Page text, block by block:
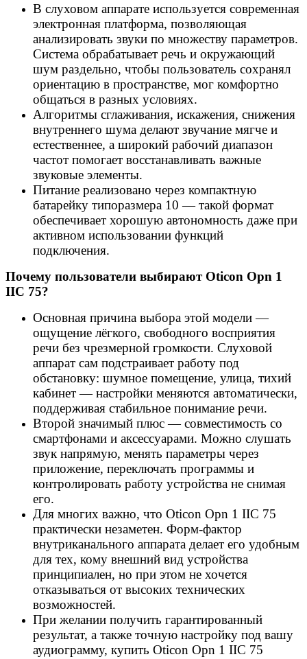
В слуховом аппарате используется современная
электронная платформа, позволяющая
анализировать звуки по множеству параметров.
Система обрабатывает речь и окружающий
шум раздельно, чтобы пользователь сохранял
ориентацию в пространстве, мог комфортно
общаться в разных условиях.
Алгоритмы сглаживания, искажения, снижения
внутреннего шума делают звучание мягче и
естественнее, а широкий рабочий диапазон
частот помогает восстанавливать важные
звуковые элементы.
Питание реализовано через компактную
батарейку типоразмера 10 — такой формат
обеспечивает хорошую автономность даже при
активном использовании функций
подключения.
Почему пользователи выбирают Oticon Opn 1
IIC 75?
Основная причина выбора этой модели —
ощущение лёгкого, свободного восприятия
речи без чрезмерной громкости. Слуховой
аппарат сам подстраивает работу под
обстановку: шумное помещение, улица, тихий
кабинет — настройки меняются автоматически,
поддерживая стабильное понимание речи.
Второй значимый плюс — совместимость со
смартфонами и аксессуарами. Можно слушать
звук напрямую, менять параметры через
приложение, переключать программы и
контролировать работу устройства не снимая
его.
Для многих важно, что Oticon Opn 1 IIC 75
практически незаметен. Форм-фактор
внутриканального аппарата делает его удобным
для тех, кому внешний вид устройства
принципиален, но при этом не хочется
отказываться от высоких технических
возможностей.
При желании получить гарантированный
результат, а также точную настройку под вашу
аудиограмму, купить Oticon Opn 1 IIC 75